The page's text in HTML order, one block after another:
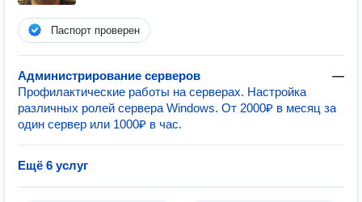
Паспорт проверен
Администрирование серверов
—
Профилактические работы на серверах. Настройка
различных ролей сервера Windows. От 2000₽ в месяц за
один сервер или 1000₽ в час.
Ещё 6 услуг